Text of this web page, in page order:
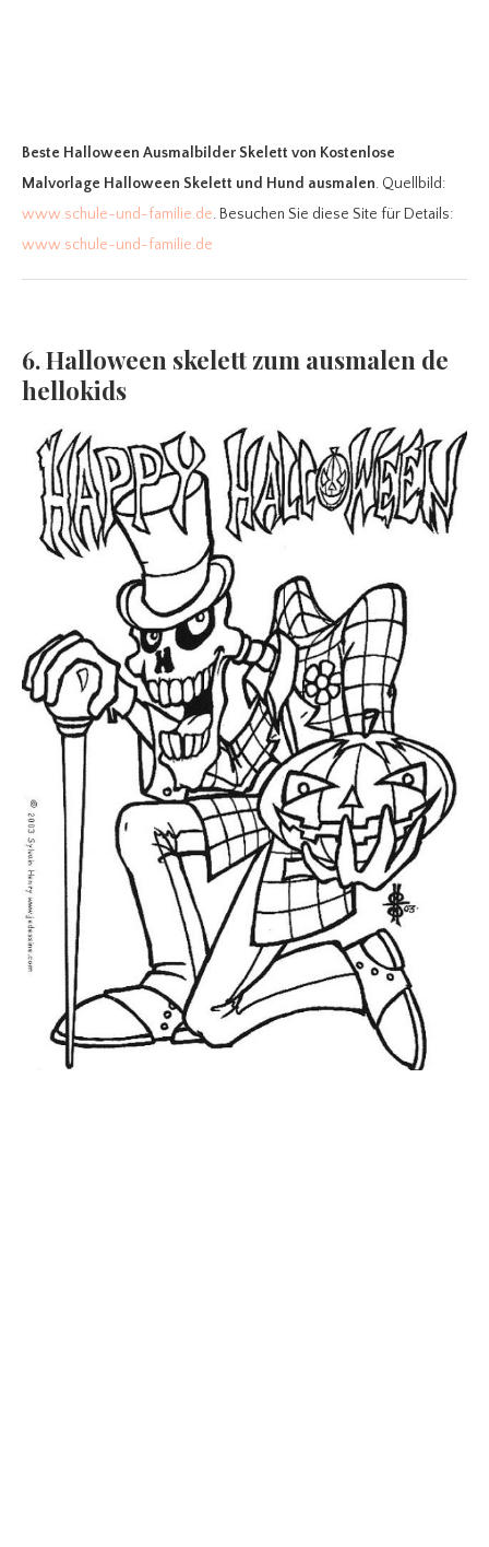
Beste Halloween Ausmalbilder Skelett von Kostenlose
Malvorlage Halloween Skelett und Hund ausmalen. Quellbild:
www.schule-und-familie.de. Besuchen Sie diese Site für Details:
www.schule-und-familie.de
6. Halloween skelett zum ausmalen de
hellokids